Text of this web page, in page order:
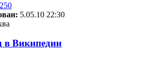
250
5.05.10 22:30
в Википедии